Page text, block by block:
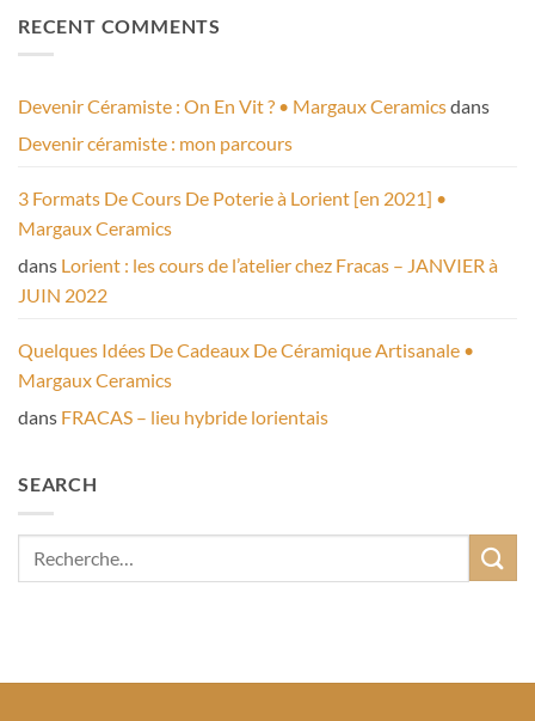
RECENT COMMENTS
Devenir Céramiste : On En Vit ? • Margaux Ceramicsdans
Devenir céramiste : mon parcours
3 Formats De Cours De Poterie à Lorient [en 2021] •
Margaux Ceramics
dans Lorient : les cours de l’atelier chez Fracas – JANVIER à
JUIN 2022
Quelques Idées De Cadeaux De Céramique Artisanale •
Margaux Ceramics
dans FRACAS – lieu hybride lorientais
SEARCH